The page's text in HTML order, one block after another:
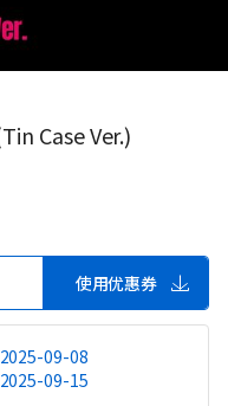
Case Ver.)
使用优惠券
2025-09-08
2025-09-15